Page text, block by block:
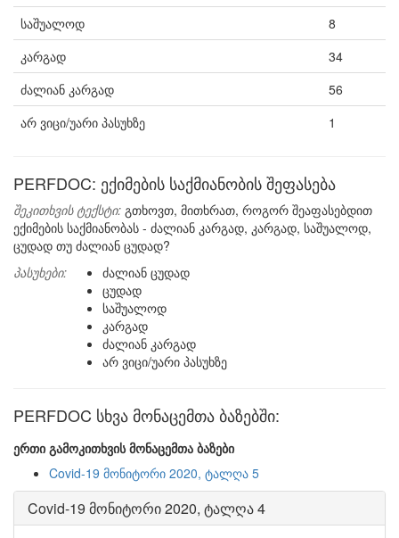
საშუალოდ
8
კარგად
34
ძალიან კარგად
56
არ ვიცი/უარი პასუხზე
1
PERFDOC: ექიმების საქმიანობის შეფასება
შეკითხვის ტექსტი: გთხოვთ, მითხრათ, როგორ შეაფასებდით
ექიმების საქმიანობას - ძალიან კარგად, კარგად, საშუალოდ,
ცუდად თუ ძალიან ცუდად?
პასუხები:
ძალიან ცუდად
ცუდად
საშუალოდ
კარგად
ძალიან კარგად
არ ვიცი/უარი პასუხზე
PERFDOC სხვა მონაცემთა ბაზებში:
ერთი გამოკითხვის მონაცემთა ბაზები
Covid-19 მონიტორი 2020, ტალღა 5
Covid-19 მონიტორი 2020, ტალღა 4